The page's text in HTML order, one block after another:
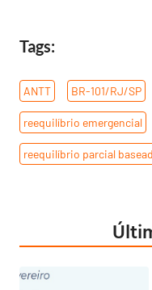
Tags:
ANTT BR-101/RJ/SP
reequilíbrio emergencial
reequilíbrio parcial